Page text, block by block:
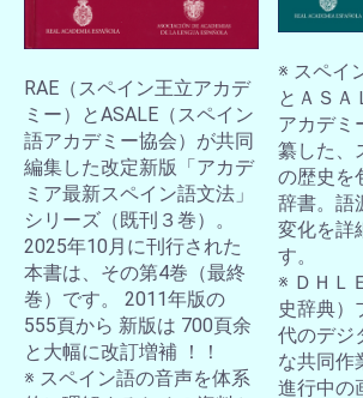
RAE（スペイン王立アカデ
ミー）とASALE（スペイン
語アカデミー協会）が共同
編集した改定新版「アカデ
ミア最新スペイン語文法」
シリーズ（既刊３巻）。
2025年10月に刊行された
本書は、その第4巻（最終
巻）です。 2011年版の
555頁から 新版は 700頁余
と大幅に改訂増補 ！！
※ スペイン語の音声を体系
※ スペイ
とＡＳＡ
アカデミ
纂した、
の歴史を
辞書。語
変化を詳
す。
※ ＤＨＬ
史辞典）
代のデジ
な共同作
進行中の